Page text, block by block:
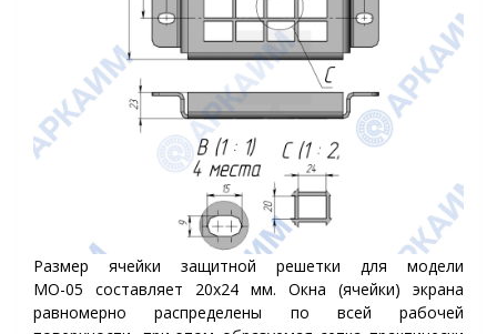
Размер ячейки защитной решетки для модели
МО-05 составляет 20х24 мм. Окна (ячейки) экрана
равномерно распределены по всей рабочей